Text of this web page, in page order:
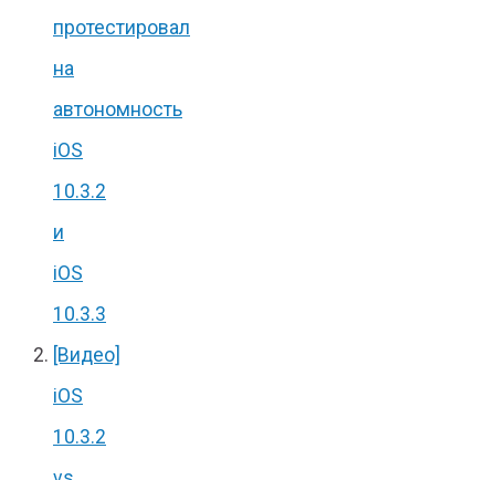
протестировал
на
автономность
iOS
10.3.2
и
iOS
10.3.3
[Видео]
iOS
10.3.2